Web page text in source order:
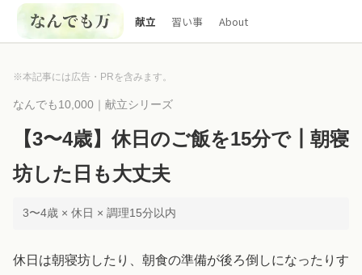
献立 習い事 About
※本記事には広告・PRを含みます。
なんでも10,000｜献立シリーズ
【3〜4歳】休日のご飯を15分で┃朝寝
坊した日も大丈夫
3〜4歳 × 休日 × 調理15分以内
休日は朝寝坊したり、朝食の準備が後ろ倒しになったりす